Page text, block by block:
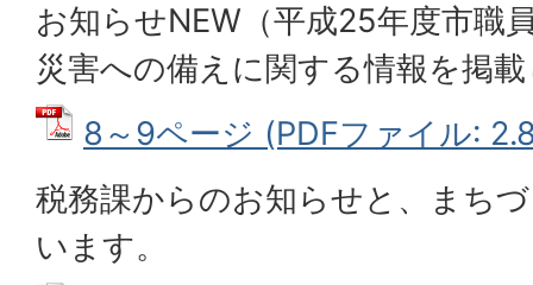
お知らせNEW（平成25年度市職
災害への備えに関する情報を掲
8～9ページ (PDFファイル:
税務課からのお知らせと、まち
います。